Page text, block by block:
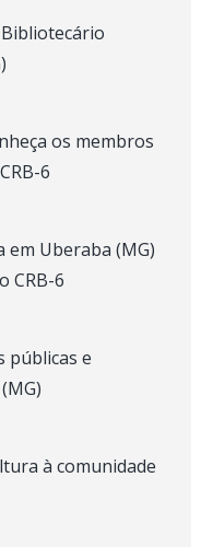
os membros
6
Uberaba (MG)
CRB-6
públicas e
à comunidade